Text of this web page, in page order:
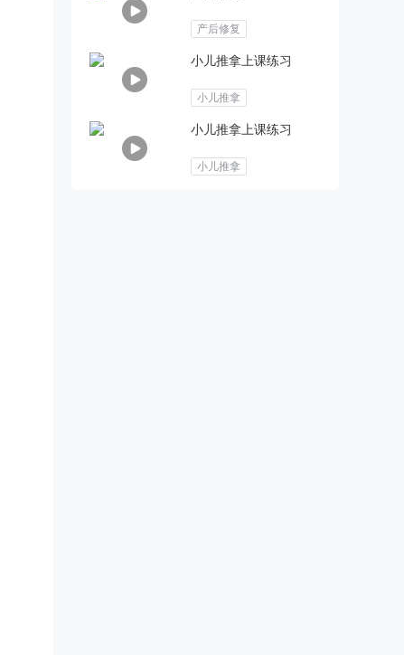
产后修复
小儿推拿上课练习
小儿推拿
小儿推拿上课练习
小儿推拿